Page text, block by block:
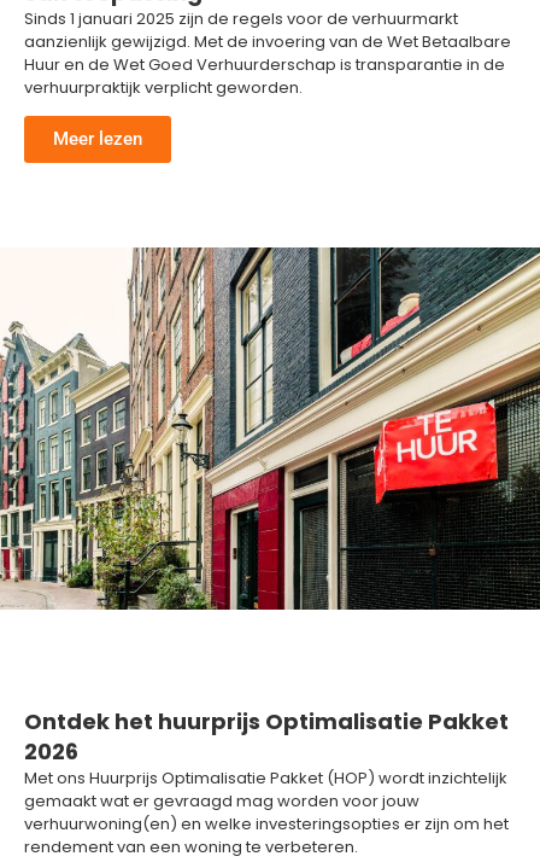
Sinds 1 januari 2025 zijn de regels voor de verhuurmarkt
aanzienlijk gewijzigd. Met de invoering van de Wet Betaalbare
Huur en de Wet Goed Verhuurderschap is transparantie in de
verhuurpraktijk verplicht geworden.
Meer lezen
Ontdek het huurprijs Optimalisatie Pakket
2026
Met ons Huurprijs Optimalisatie Pakket (HOP) wordt inzichtelijk
gemaakt wat er gevraagd mag worden voor jouw
verhuurwoning(en) en welke investeringsopties er zijn om het
rendement van een woning te verbeteren.